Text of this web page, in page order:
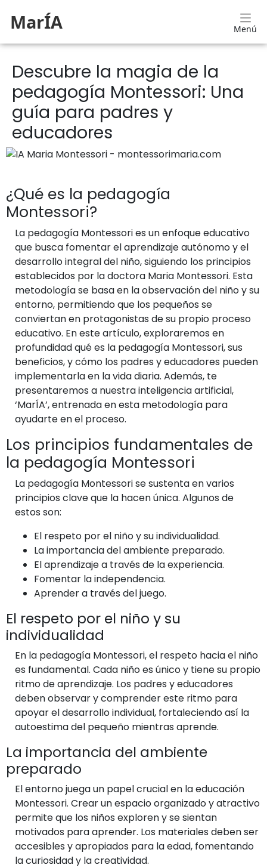
MarÍA Menú
Descubre la magia de la
pedagogía Montessori: Una
guía para padres y
educadores
¿Qué es la pedagogía
Montessori?
La pedagogía Montessori es un enfoque educativo
que busca fomentar el aprendizaje autónomo y el
desarrollo integral del niño, siguiendo los principios
establecidos por la doctora Maria Montessori. Esta
metodología se basa en la observación del niño y su
entorno, permitiendo que los pequeños se
conviertan en protagonistas de su propio proceso
educativo. En este artículo, exploraremos en
profundidad qué es la pedagogía Montessori, sus
beneficios, y cómo los padres y educadores pueden
implementarla en la vida diaria. Además, te
presentaremos a nuestra inteligencia artificial,
‘MarÍA’, entrenada en esta metodología para
ayudarte en el proceso.
Los principios fundamentales de
la pedagogía Montessori
La pedagogía Montessori se sustenta en varios
principios clave que la hacen única. Algunos de
estos son:
El respeto por el niño y su individualidad.
La importancia del ambiente preparado.
El aprendizaje a través de la experiencia.
Fomentar la independencia.
Aprender a través del juego.
El respeto por el niño y su
individualidad
En la pedagogía Montessori, el respeto hacia el niño
es fundamental. Cada niño es único y tiene su propio
ritmo de aprendizaje. Los padres y educadores
deben observar y comprender este ritmo para
apoyar el desarrollo individual, fortaleciendo así la
autoestima del pequeño mientras aprende.
La importancia del ambiente
preparado
El entorno juega un papel crucial en la educación
Montessori. Crear un espacio organizado y atractivo
permite que los niños exploren y se sientan
motivados para aprender. Los materiales deben ser
accesibles y apropiados para la edad, fomentando
la curiosidad y la creatividad.